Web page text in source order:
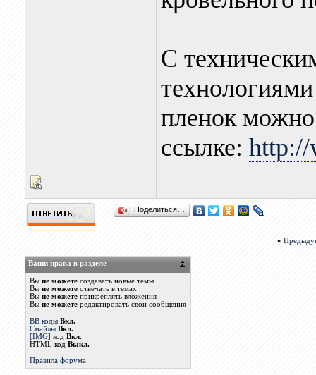
С
пленок можно
ссылке:
Поделиться…
«
Ваши права в разделе
Вы не можетесоздавать новые темы
Вы не можетеотвечать в темах
Вы не можетеприкреплять вложения
Вы не можетередактировать свои сообщения
BB коды Вкл.
Смайлы Вкл.
[IMG] код Вкл.
HTML код Выкл.
Правила форума